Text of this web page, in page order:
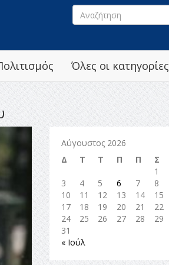
Όλες οι κατηγορίες
Αύγουστος 2026
Δ
Τ Τ Π Π Σ
1
3
4 5 6 7 8
10
11 12 13 14 15
17
18 19 20 21 22
24
25 26 27 28 29
31
« Ιούλ